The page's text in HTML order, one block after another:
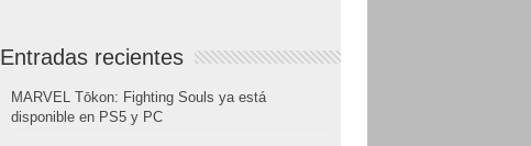
Entradas recientes
MARVEL Tōkon: Fighting Souls ya está
disponible en PS5 y PC